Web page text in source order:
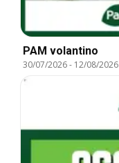
PAM volantino
30/07/2026- 12/08/2026